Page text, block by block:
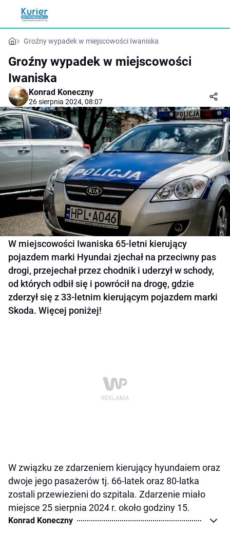
Groźny wypadek w miejscowości Iwaniska
Groźny wypadek w miejscowości
Iwaniska
Konrad Koneczny
26 sierpnia 2024, 08:07
W miejscowości Iwaniska 65-letni kierujący
pojazdem marki Hyundai zjechał na przeciwny pas
drogi, przejechał przez chodnik i uderzył w schody,
od których odbił się i powrócił na drogę, gdzie
zderzył się z 33-letnim kierującym pojazdem marki
Skoda. Więcej poniżej!
W związku ze zdarzeniem kierujący hyundaiem oraz
dwoje jego pasażerów tj. 66-latek oraz 80-latka
zostali przewiezieni do szpitala. Zdarzenie miało
miejsce 25 sierpnia 2024 r. około godziny 15.
Konrad Koneczny